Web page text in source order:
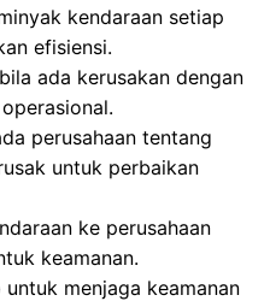
kendaraan setiap
efisiensi.
ada kerusakan dengan
perusahaan tentang
untuk perbaikan
ke perusahaan
keamanan.
menjaga keamanan